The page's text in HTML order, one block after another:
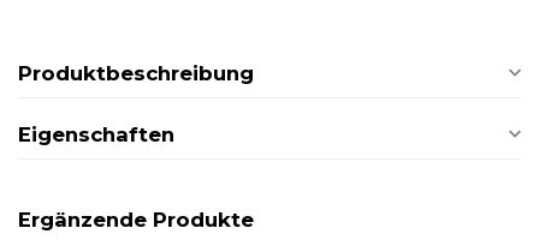
Produktbeschreibung
Eigenschaften
Ergänzende Produkte